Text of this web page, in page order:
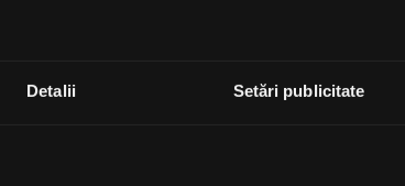
Detalii Setări publicitate